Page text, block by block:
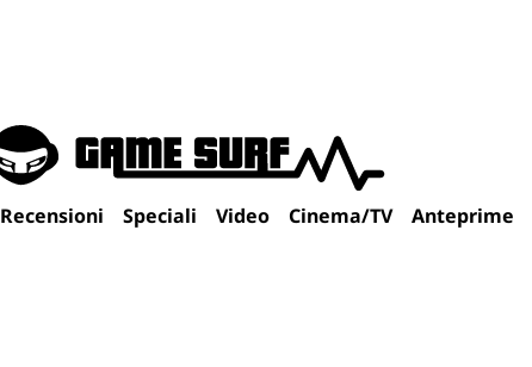
Recensioni Speciali Video Cinema/TV Anteprime